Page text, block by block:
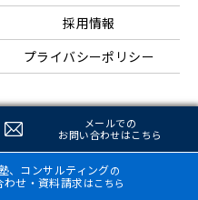
メールでの
お問い合わせはこちら
、コンサルティングの
せ・資料請求はこちら
採用情報
プライバシーポリシー